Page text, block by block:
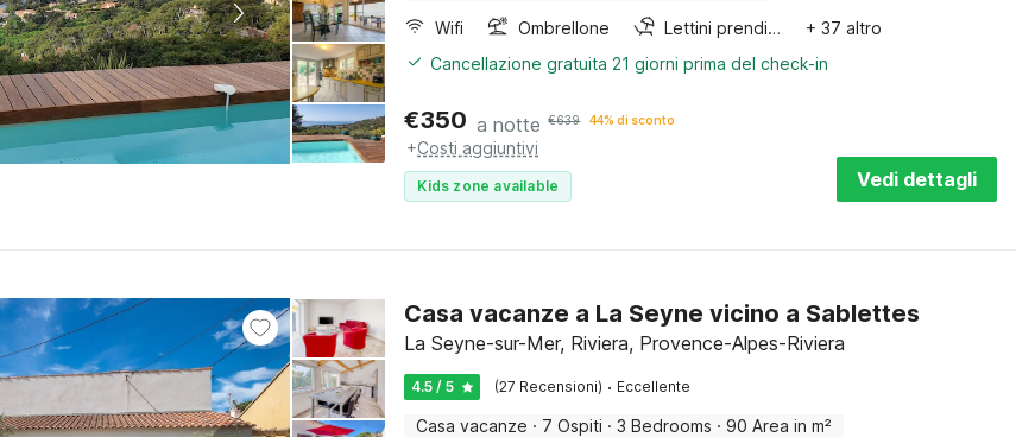
Wifi
Ombrellone Lettini prendisole
+ 37 altro
Cancellazione gratuita 21 giorni prima del check-in
€350 a notte €639 44% di sconto
+Costi aggiuntivi
Kids zone available Vedi dettagli
Casa vacanze a La Seyne vicino a Sablettes
La Seyne-sur-Mer, Riviera, Provence-Alpes-Riviera
4.5 / 5 (27 Recensioni) · Eccellente
Casa vacanze · 7 Ospiti · 3 Bedrooms · 90 Area in m²